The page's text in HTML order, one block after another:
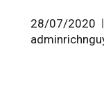
28/07/2020